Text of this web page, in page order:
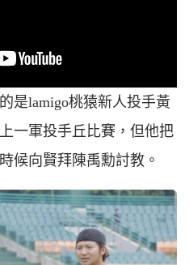
是lamigo桃猿新人投手黃
一軍投手丘比賽，但他把
候向賢拜陳禹勳討教。